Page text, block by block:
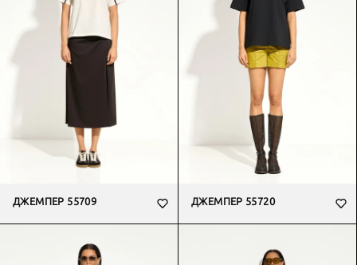
ДЖЕМПЕР 55709 ДЖЕМПЕР 55720